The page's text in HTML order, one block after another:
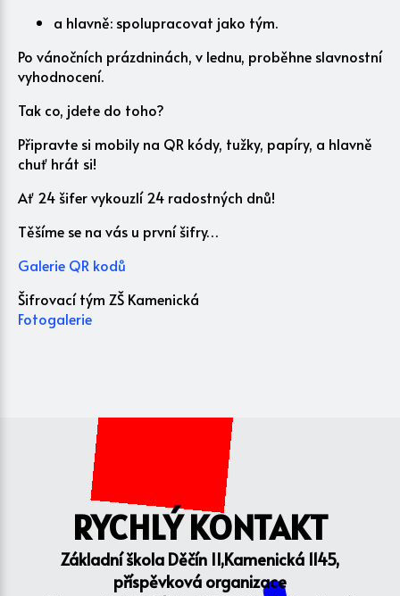
a hlavně: spolupracovat jako tým.
Po vánočních prázdninách, v lednu, proběhne slavnostní
vyhodnocení.
Tak co, jdete do toho?
Připravte si mobily na QR kódy, tužky, papíry, a hlavně
chuť hrát si!
Ať 24 šifer vykouzlí 24 radostných dnů!
Těšíme se na vás u první šifry…
Galerie QR kodů
Šifrovací tým ZŠ Kamenická
Fotogalerie
RYCHLÝ KONTAKT
Základní škola Děčín II,Kamenická 1145,
příspěvková organizace